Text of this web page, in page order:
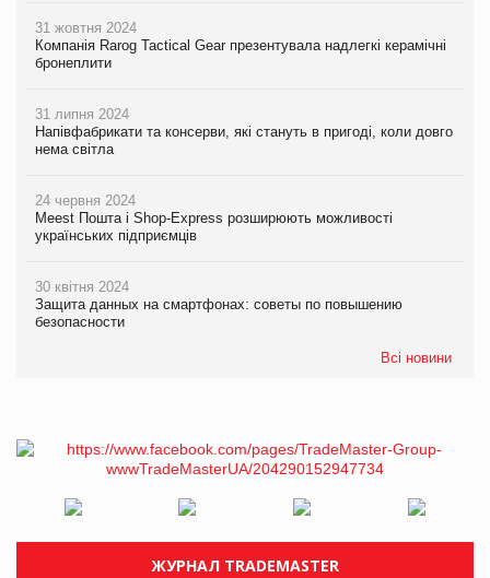
31 жовтня 2024
Компанія Rarog Tactical Gear презентувала надлегкі керамічні
бронеплити
31 липня 2024
Напівфабрикати та консерви, які стануть в пригоді, коли довго
нема світла
24 червня 2024
Meest Пошта і Shop-Express розширюють можливості
українських підприємців
30 квітня 2024
Защита данных на смартфонах: советы по повышению
безопасности
Всі новини
ЖУРНАЛ TRADEMASTER